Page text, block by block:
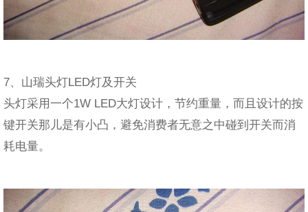
7、山瑞头灯LED灯及开关
头灯采用一个1W LED大灯设计，节约重量，而且设计的按
键开关那儿是有小凸，避免消费者无意之中碰到开关而消
耗电量。